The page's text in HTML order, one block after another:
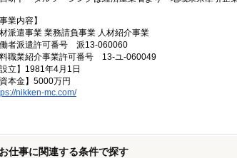
事業内容】
派遣事業 業務請負事業 人材紹介事業
者派遣許可番号 派13-060060
職業紹介事業許可番号 13-ユ-060049
設立】1981年4月1日
資本金】5000万円
nikken-mc.com/
仕事に関連する条件で探す